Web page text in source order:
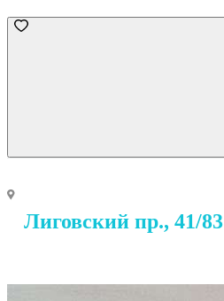
Лиговский пр., 41/83